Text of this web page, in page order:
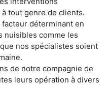
tout genre de clients.
déterminant en
nuisibles comme les
nos spécialistes soient
de notre compagnie de
leurs opération à divers